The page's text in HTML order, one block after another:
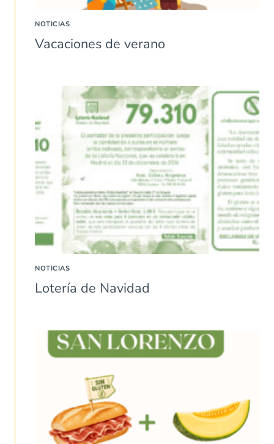
NOTICIAS
Vacaciones de verano
NOTICIAS
Lotería de Navidad